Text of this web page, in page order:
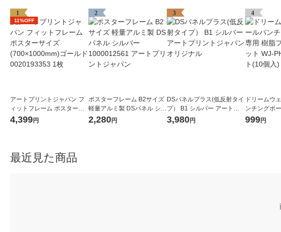
1
11%OFF
アートプリントジャパン フ
ィットフレーム ポスターサ
イズ(700×1000mm)ゴール
4,399円
2
ポスターフレーム B2サイズ
軽量アルミ製 DSパネル シル
バー 1000012561 アートプ
2,280円
3
DSパネルプラス(低反射タイ
プ） B1 シルバー アートプ
3,980円
4
ドリームウ
ンチングボ
ック 10個セ
999円
最近見た商品